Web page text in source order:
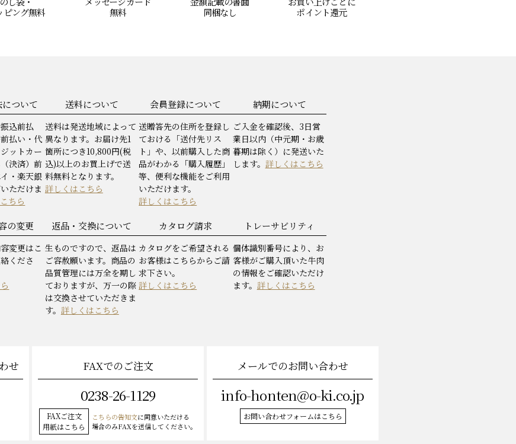
ピング無料
無料
同梱なし
ポイント還元
ついて
込前払
払い・代
ットカー
決済）前
・楽天銀
ただけま
ちら
送料について
送料は発送地域によって
異なります。お届け先1
箇所につき10,800円(税
込)以上のお買上げで送
料無料となります。
詳しくはこちら
会員登録について
送贈答先の住所を登録し
ておける「送付先リス
ト」や、以前購入した商
品がわかる「購入履歴」
等、便利な機能をご利用
いただけます。
詳しくはこちら
納期について
ご入金を確認後、3日営
業日以内（中元期・お歳
暮期は除く）に発送いた
します。 詳しくはこちら
の変更
変更はこ
くださ
返品・交換について
生ものですので、返品は
ご容赦願います。商品の
品質管理には万全を期し
ておりますが、万一の際
は交換させていただきま
す。 詳しくはこちら
カタログ請求
カタログをご希望される
お客様はこちらからご請
求下さい。
詳しくはこちら
トレーサビリティ
個体識別番号により、お
客様がご購入頂いた牛肉
の情報をご確認いただけ
ます。 詳しくはこちら
せ FAXでのご注文
0238-26-1129
FAXご注文
用紙はこちら
こちらの告知文に同意いただける
場合のみFAXを送信してください。
メールでのお問い合わせ
info-honten@o-ki.co.jp
お問い合わせフォームはこちら